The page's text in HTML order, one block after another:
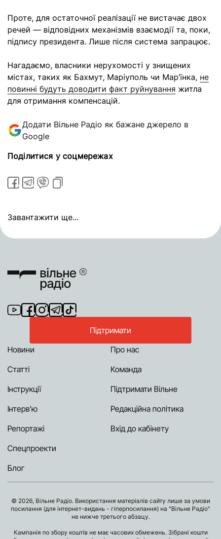
Проте, для остаточної реалізації не вистачає двох
речей — відповідних механізмів взаємодії та, поки,
підпису президента. Лише після система запрацює.
Нагадаємо, власники нерухомості у знищених
містах, таких як Бахмут, Маріуполь чи Мар’їнка, не
повинні будуть доводити факт руйнування житла
для отримання компенсацій.
Додати Вільне Радіо як бажане джерело в
Google
Поділитися у соцмережах
Завантажити ще...
Підтримати
Новини
Статті
Інструкції
Інтерв’ю
Репортажі
Спецпроекти
Блог
Про нас
Команда
Підтримати Вільне
Редакційна політика
Вхід до кабінету
© 2026, Вільне Радіо. Використання матеріалів сайту лише за умови
посилання (для інтернет-видань - гіперпосилання) на "Вільне Радіо"
не нижче третього абзацу.
Кампанія по збору коштів не має часових обмежень. Зібрані кошти